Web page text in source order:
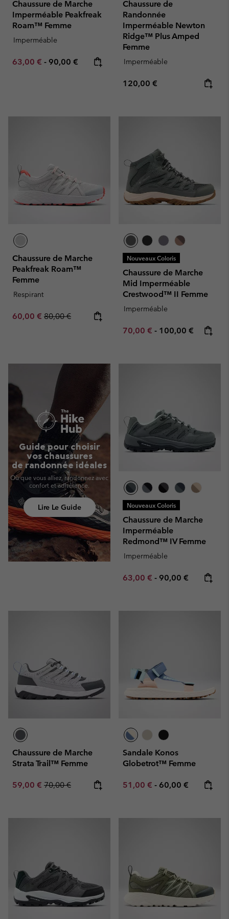
Chaussure de Marche
Imperméable Peakfreak
Roam™ Femme
Imperméable
Minimum sale price:
63,00 € - Maximum price:
90,00 €
Chaussure de
Randonnée
Imperméable Newton
Ridge™ Plus Amped
Femme
Imperméable
Regular price:
120,00 €
Chaussure de Marche
Peakfreak Roam™
Femme
Respirant
Sale price:
60,00 € Regular price:
80,00 €
Nouveaux Coloris
Chaussure de Marche
Mid Imperméable
Crestwood™ II Femme
Imperméable
Minimum sale price:
70,00 € - Maximum price:
100,00 €
Guide pour choisir
vos chaussures
de randonnée idéales
Où que vous alliez, randonnez avec
confort et adhérence.
Lire Le Guide Nouveaux Coloris
Chaussure de Marche
Imperméable
Redmond™ IV Femme
Imperméable
Minimum sale price:
63,00 € - Maximum price:
90,00 €
Chaussure de Marche
Strata Trail™ Femme
Sale price:
59,00 € Regular price:
70,00 €
Sandale Konos
Globetrot™ Femme
Minimum sale price:
51,00 € - Maximum price:
60,00 €